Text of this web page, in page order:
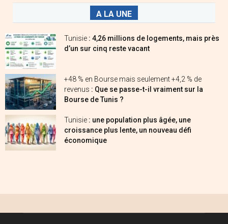
A LA UNE
Tunisie : 4,26 millions de logements, mais près
d’un sur cinq reste vacant
+48 % en Bourse mais seulement +4,2 % de
revenus : Que se passe-t-il vraiment sur la
Bourse de Tunis ?
Tunisie : une population plus âgée, une
croissance plus lente, un nouveau défi
économique